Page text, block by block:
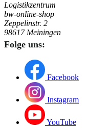
Logistikzentrum
bw-online-shop
Zeppelinstr. 2
98617 Meiningen
Folge uns:
Facebook
Instagram
YouTube